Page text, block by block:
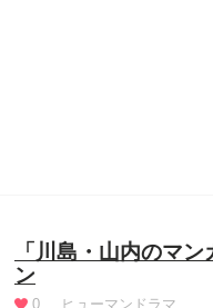
「川島・山内のマ
ン
0 ヒューマンドラマ